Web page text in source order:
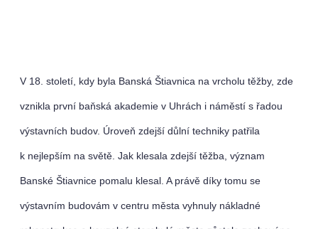
V 18. století, kdy byla Banská Štiavnica na vrcholu těžby, zde
vznikla první baňská akademie v Uhrách i náměstí s řadou
výstavních budov. Úroveň zdejší důlní techniky patřila
k nejlepším na světě. Jak klesala zdejší těžba, význam
Banské Štiavnice pomalu klesal. A právě díky tomu se
výstavním budovám v centru města vyhnuly nákladné